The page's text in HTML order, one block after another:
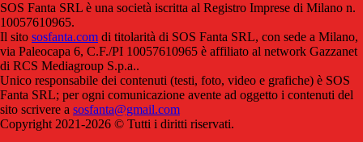
SOS Fanta SRL è una società iscritta al Registro Imprese di Milano n.
10057610965.
Il sito sosfanta.com di titolarità di SOS Fanta SRL, con sede a Milano,
via Paleocapa 6, C.F./PI 10057610965 è affiliato al network Gazzanet
di RCS Mediagroup S.p.a..
Unico responsabile dei contenuti (testi, foto, video e grafiche) è SOS
Fanta SRL; per ogni comunicazione avente ad oggetto i contenuti del
sito scrivere a sosfanta@gmail.com
Copyright 2021-2026 © Tutti i diritti riservati.